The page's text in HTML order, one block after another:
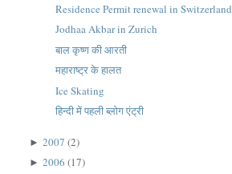
Residence Permit renewal in Switzerland
Jodhaa Akbar in Zurich
बाल कृष्ण की आरती
महाराष्ट्र के हालत
Ice Skating
हिन्दी में पहली ब्लोग एंट्री
►2007(2)
►2006(17)